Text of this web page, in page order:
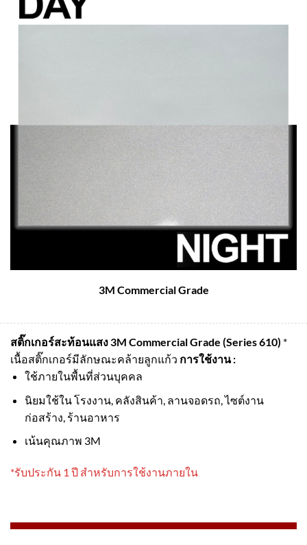
3M Commercial Grade
สติ๊กเกอร์สะท้อนแสง 3M Commercial Grade (Series 610) *
เนื้อสติ๊กเกอร์มีลักษณะคล้ายลูกแก้ว การใช้งาน :
ใช้ภายในพื้นที่ส่วนบุคคล
นิยมใช้ใน โรงงาน, คลังสินค้า, ลานจอดรถ, ไซต์งาน
ก่อสร้าง, ร้านอาหาร
เน้นคุณภาพ 3M
*รับประกัน 1 ปี สำหรับการใช้งานภายใน